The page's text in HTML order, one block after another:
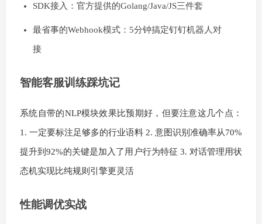
SDK接入：官方提供的Golang/Java/JS三件套
最省事的Webhook模式：5分钟搞定钉钉机器人对
接
智能客服训练踩坑记
系统自带的NLP模块效果比预期好，但要注意这几个点：
1. 一定要标注足够多的行业语料 2. 意图识别准确率从70%
提升到92%的关键是加入了用户行为特征 3. 对话管理用状
态机实现比纯规则引擎更灵活
性能调优实战